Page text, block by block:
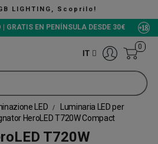
| GRATIS EN PENÍNSULA DESDE 30€
IT
0
LED
Luminaria LED per
Ignator HeroLED T720W Compact
T720W